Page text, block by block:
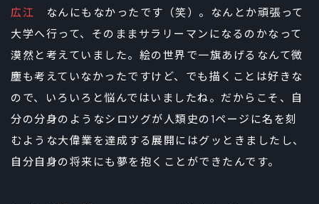
広江 なんにもなかったです（笑）。なんとか頑張って
大学へ行って、そのままサラリーマンになるのかなって
漠然と考えていました。絵の世界で一旗あげるなんて微
塵も考えていなかったですけど、でも描くことは好きな
ので、いろいろと悩んではいましたね。だからこそ、自
分の分身のようなシロツグが人類史の1ページに名を刻
むような大偉業を達成する展開にはグッときましたし、
自分自身の将来にも夢を抱くことができたんです。